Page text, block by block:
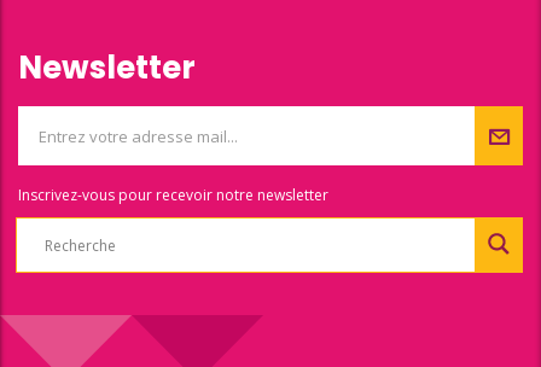
Newsletter
Inscrivez-vous pour recevoir notre newsletter